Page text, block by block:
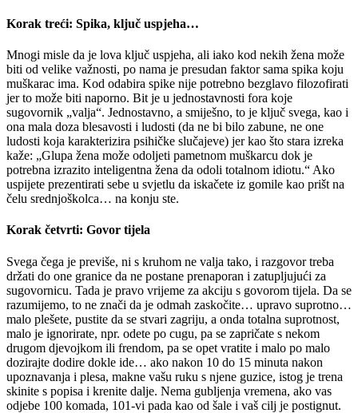
Korak treći: Spika, ključ uspjeha…
Mnogi misle da je lova ključ uspjeha, ali iako kod nekih žena može
biti od velike važnosti, po nama je presudan faktor sama spika koju
muškarac ima. Kod odabira spike nije potrebno bezglavo filozofirati
jer to može biti naporno. Bit je u jednostavnosti fora koje
sugovornik „valja“. Jednostavno, a smiješno, to je ključ svega, kao i
ona mala doza blesavosti i ludosti (da ne bi bilo zabune, ne one
ludosti koja karakterizira psihičke slučajeve) jer kao što stara izreka
kaže: „Glupa žena može odoljeti pametnom muškarcu dok je
potrebna izrazito inteligentna žena da odoli totalnom idiotu.“ Ako
uspijete prezentirati sebe u svjetlu da iskačete iz gomile kao prišt na
čelu srednjoškolca… na konju ste.
Korak četvrti: Govor tijela
Svega čega je previše, ni s kruhom ne valja tako, i razgovor treba
držati do one granice da ne postane prenaporan i zatupljujući za
sugovornicu. Tada je pravo vrijeme za akciju s govorom tijela. Da se
razumijemo, to ne znači da je odmah zaskočite… upravo suprotno…
malo plešete, pustite da se stvari zagriju, a onda totalna suprotnost,
malo je ignorirate, npr. odete po cugu, pa se zapričate s nekom
drugom djevojkom ili frendom, pa se opet vratite i malo po malo
dozirajte dodire dokle ide… ako nakon 10 do 15 minuta nakon
upoznavanja i plesa, makne vašu ruku s njene guzice, istog je trena
skinite s popisa i krenite dalje. Nema gubljenja vremena, ako vas
odjebe 100 komada, 101-vi pada kao od šale i vaš cilj je postignut.